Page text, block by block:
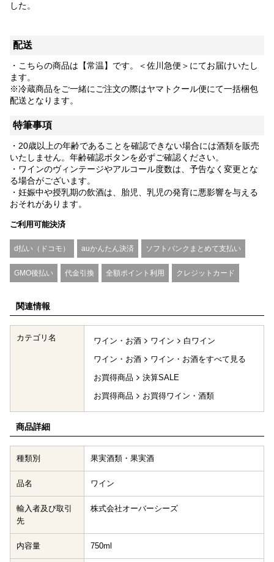
した。
配送
・こちらの商品は【常温】です。＜佐川急便＞にてお届けいたし
ます。
※冷蔵商品をご一緒にご注文の際はヤマトクール便にて一括梱包
配送となります。
特筆事項
・20歳以上の年齢であることを確認できない場合には酒類を販売
いたしません。年齢確認ボタンを必ずご確認ください。
・ワインのヴィンテージやアルコール度数は、予告なく変更とな
る場合がございます。
・妊娠中や授乳期の飲酒は、胎児、乳児の発育に悪影響を与える
おそれがあります。
ご利用可能決済
d払い（ドコモ） auかんたん決済 ソフトバンクまとめて支払い
GMO後払い 代金引換 全額ポイント利用 クレジットカード
関連情報
カテゴリ名 ワイン・お酒 ワイン
白ワイン
ワイン・お酒
ワイン・お酒をすべて見る
お買得商品
決算SALE
お買得商品
お買得ワイン・酒類
商品詳細
種類別 果実酒類・果実酒
品名 ワイン
輸入者及び取引
先
株式会社オーバーシーズ
内容量 750ml